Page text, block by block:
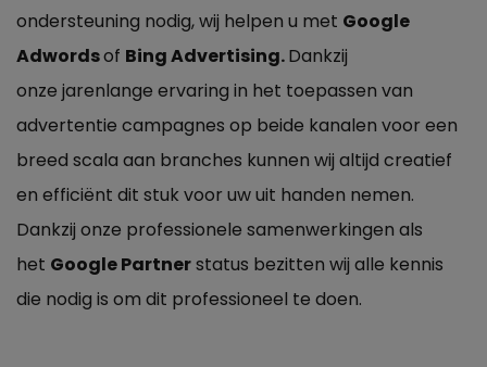
ondersteuning nodig, wij helpen u met Google
Adwordsof Bing Advertising.Dankzij
onze jarenlange ervaring in het toepassen van
advertentie campagnes op beide kanalen voor een
breed scala aan branches kunnen wij altijd creatief
en efficiënt dit stuk voor uw uit handen nemen.
Dankzij onze professionele samenwerkingen als
het Google Partnerstatus bezitten wij alle kennis
die nodig is om dit professioneel te doen.